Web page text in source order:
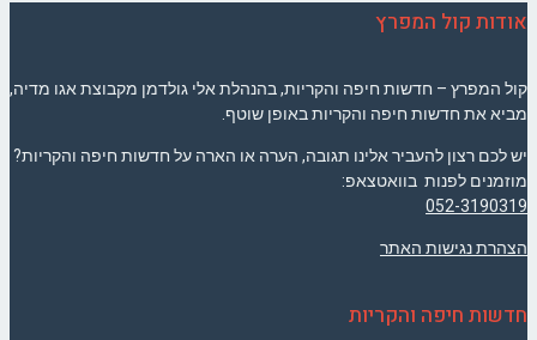
אודות קול המפרץ
קול המפרץ – חדשות חיפה והקריות, בהנהלת אלי גולדמן מקבוצת אגו מדיה,
מביא את חדשות חיפה והקריות באופן שוטף.
יש לכם רצון להעביר אלינו תגובה, הערה או הארה על חדשות חיפה והקריות?
מוזמנים לפנות בוואטצאפ:
052-3190319
הצהרת נגישות האתר
חדשות חיפה והקריות